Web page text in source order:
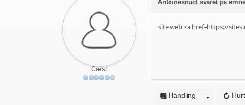
Gæst
Antoinesnuct svaret på
site web <a href=https://
Handling